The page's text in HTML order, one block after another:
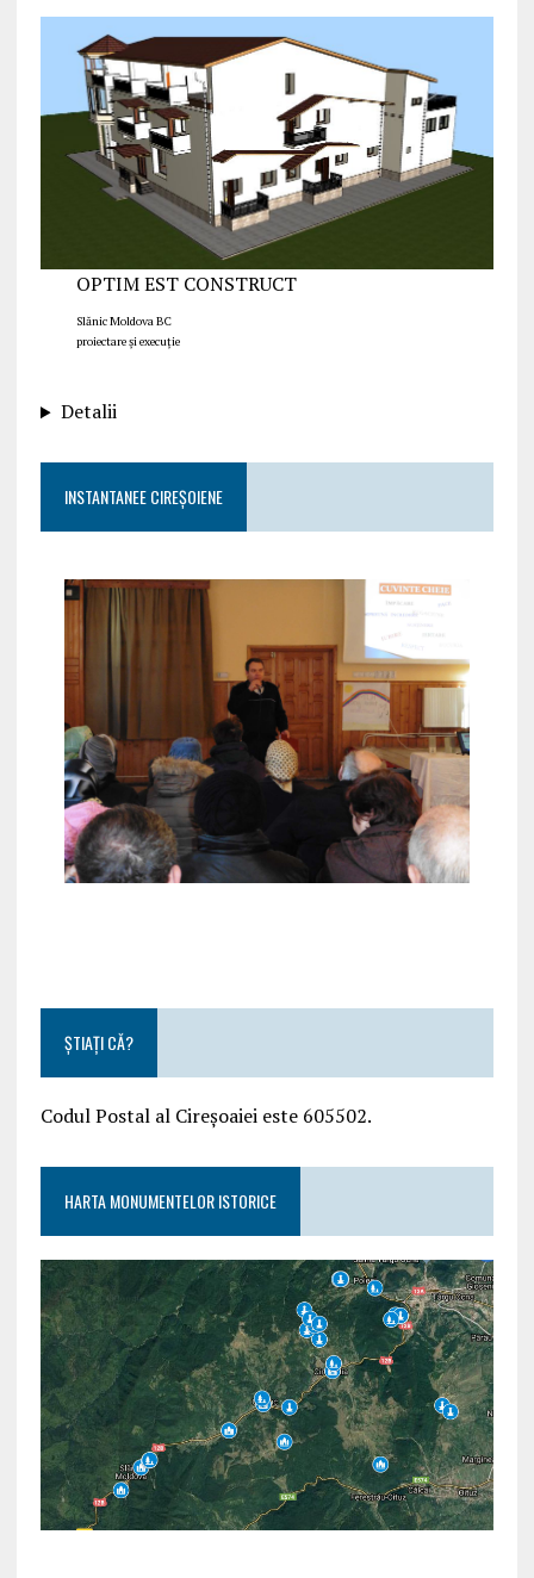
OPTIM EST CONSTRUCT
Slănic Moldova BC
proiectare și execuție
Detalii
INSTANTANEE CIREȘOIENE
ȘTIAȚI CĂ?
Codul Postal al Cireșoaiei este 605502.
HARTA MONUMENTELOR ISTORICE